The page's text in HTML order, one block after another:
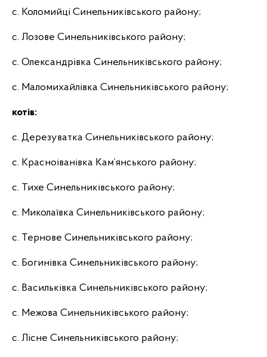
с. Коломийці Синельниківського району;
с. Лозове Синельниківського району;
с. Олександрівка Синельниківського району;
с. Маломихайлівка Синельниківського району;
котів:
с. Дерезуватка Синельниківського району;
с. Красноіванівка Кам’янського району;
с. Тихе Синельниківського району;
с. Миколаївка Синельниківського району;
с. Тернове Синельниківського району;
с. Богинівка Синельниківського району;
с. Васильківка Синельниківського району;
с. Межова Синельниківського району;
c. Лісне Синельниківського району;